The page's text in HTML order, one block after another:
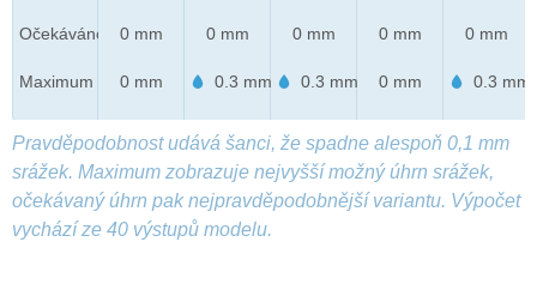
Očekáváno
Maximum
0 mm
0 mm
0 mm
0.3 mm
0 mm
0.3 mm
0 mm
0 mm
0 mm
0.3 mm
Pravděpodobnost udává šanci, že spadne alespoň 0,1 mm
srážek. Maximum zobrazuje nejvyšší možný úhrn srážek,
očekávaný úhrn pak nejpravděpodobnější variantu. Výpočet
vychází ze 40 výstupů modelu.